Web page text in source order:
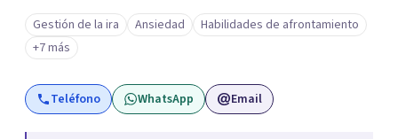
UNIR, Europea y la U. Nebrija para que colabore en la
formación de psicólogos de máster y psicólogos
colegiados. Están en continuo crecimiento. Actualmente
tiene sede en Madrid y Alicante.
Gestión de la ira Ansiedad
Habilidades de afrontamiento
+7 más
Teléfono WhatsApp Email